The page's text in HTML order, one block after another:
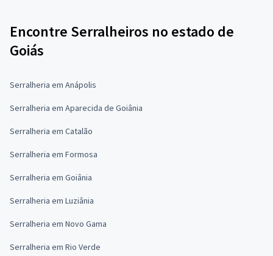
Encontre Serralheiros no estado de
Goiás
Serralheria em Anápolis
Serralheria em Aparecida de Goiânia
Serralheria em Catalão
Serralheria em Formosa
Serralheria em Goiânia
Serralheria em Luziânia
Serralheria em Novo Gama
Serralheria em Rio Verde